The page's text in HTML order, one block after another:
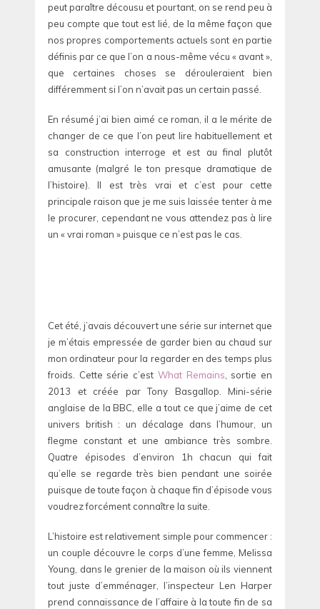
peut paraître décousu et pourtant, on se rend peu à
peu compte que tout est lié, de la même façon que
nos propres comportements actuels sont en partie
définis par ce que l’on a nous-même vécu « avant »,
que certaines choses se dérouleraient bien
différemment si l’on n’avait pas un certain passé.
En résumé j’ai bien aimé ce roman, il a le mérite de
changer de ce que l’on peut lire habituellement et
sa construction interroge et est au final plutôt
amusante (malgré le ton presque dramatique de
l’histoire). Il est très vrai et c’est pour cette
principale raison que je me suis laissée tenter à me
le procurer, cependant ne vous attendez pas à lire
un « vrai roman » puisque ce n’est pas le cas.
Cet été, j’avais découvert une série sur internet que
je m’étais empressée de garder bien au chaud sur
mon ordinateur pour la regarder en des temps plus
froids. Cette série c’est What Remains , sortie en
2013 et créée par Tony Basgallop. Mini-série
anglaise de la BBC, elle a tout ce que j’aime de cet
univers british : un décalage dans l’humour, un
flegme constant et une ambiance très sombre.
Quatre épisodes d’environ 1h chacun qui fait
qu’elle se regarde très bien pendant une soirée
puisque de toute façon à chaque fin d’épisode vous
voudrez forcément connaître la suite.
L’histoire est relativement simple pour commencer :
un couple découvre le corps d’une femme, Melissa
Young, dans le grenier de la maison où ils viennent
tout juste d’emménager, l’inspecteur Len Harper
prend connaissance de l’affaire à la toute fin de sa